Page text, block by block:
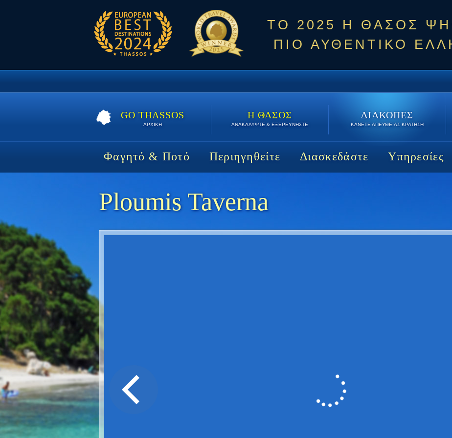
ΤΟ 2025 Η ΘΑΣΟΣ
ΠΙΟ ΑΥΘΕΝΤΙΚΟ
GO THASSOS
ΑΡΧΙΚΗ
Η ΘΑΣΟΣ
ΑΝΑΚΑΛΥΨΤΕ & ΕΞΕΡΕΥΝΗΣΤΕ
ΔΙΑΚΟΠΕΣ
ΚΑΝΕΤΕ ΑΠΕΥΘΕΙΑΣ ΚΡΑΤΗΣΗ
Φαγητό & Ποτό Περιηγηθείτε Διασκεδάστε Υπηρεσίες
Ploumis Taverna